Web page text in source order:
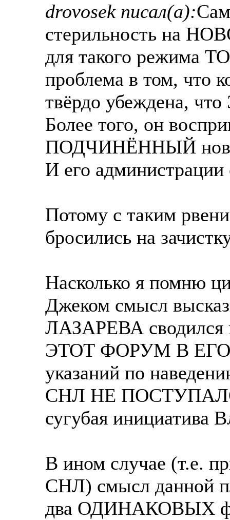
drovosek писал(а):
стерильность на
для такого режима
проблема в том, что
твёрдо убеждена,
Более того, он
ПОДЧИНЁННЫЙ
И его администрации
Потому с таким
бросились на
Насколько я помню
Джеком смысл
ЛАЗАРЕВА
ЭТОТ ФОРУМ В
указаний по
СНЛ НЕ ПОСТУПАЛО.
сугубая инициатива
В ином случае (т.е.
СНЛ) смысл данной
два ОДИНАКОВЫХ